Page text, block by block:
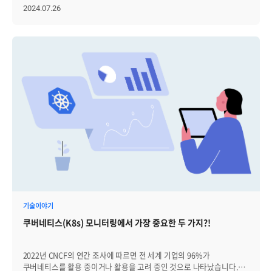
오픈소스 커뮤니티에 의존하고 있기 때문에, 유지보수에 큰 어려움이
있지만, 지속적인 기술지원은 어렵죠. 그렇다면 현재 국내에서 가장
다양하지만 대표적으로 Scouter, Pinpoint, Prometheus &
Grafana에 대해 알아보겠습니다. 1. Scouter 첫 번째로 소개해 드릴
오픈소스 APM은 스카우터(Scouter)입니다. 스카우터는 LG CNS에서
만든 오픈소스 APM 소프트웨어로, 자바를 사용하는 애플리케이션과
컴퓨터 시스템 성능을 모니터링합니다. 이 소프트웨어는 Window,
Linux, Mac 등 다양한 운영체제(OS)에서 사용할 수 있으며, 주로
이클립스 플랫폼에서 개발되었습니다. 즉 여러 환경에서 자바
애플리케이션 데이터를 수집하고, 성능 상태를 효과적으로 할 수 있다는
점이 스카우터의 주요 기능입니다. 1-1. Scouter 아키텍처 Scouter는
주로 네 가지 주요 컴포넌트로 구성되어 있는데요. 자세히 살펴보도록
모듈입니다. 이 에이전트는 웹 애플리케이션 서버(WAS)에 설치되어
애플리케이션 성능 정보(예: 메소드 실행 시간, 사용자 요청 처리 시간
등)를 수집하고 Scouter 서버로 전송합니다. Host Agent 이
시스템 하드웨어 리소스 사용 상태를 모니터링합니다. CPU 사용률,
메모리 사용량, 디스크 I/O와 같은 정보를 수집하여 Scouter Server로
하게 되었습니다. 아마존 웹 서비스(AWS), 마이크로소프트(Microsoft),
2018년 자료에 따르면, 2025년에는 전 세계에서 생성되는 데이터가
175ZB(*제타바이트1)에 도달할 예정이라고 합니다. 이처럼 수많은
데이터가 생성되고 중앙 서버에 저장/연산이 될 경우, 서버에 부하가
증가하는 문제가 발생하게 됩니다. *1. 1 ZB = 1021 bytes =
1,000,000,000,000,000,000,000 bytes 이를 해결하기 위해
2020년부터 중앙 서버에만 저장하지 않고, 클라우드 하위개념인
'클라우드렛'을 통해 데이터를 분산 처리하는 새로운 기술이
등장했는데요. 그 기술이 바로 엣지 컴퓨팅(Edge Computing)입니다.
│엣지 컴퓨팅(Edge Computing)이란? 엣지 컴퓨팅은 데이터를 중앙
집중형 데이터 센터나 클라우드 대신, 데이터가 생성되는 가장 가까운
곳에서 처리하는 기술입니다. 쉽게 말해 중앙 서버가 아닌 데이터가
개선하는 것입니다. 따라서 엣지 컴퓨팅의 가장 큰 특징이 '분산 처리
분산하고, 통신 지역을 최소화하는 것이 엣지 컴퓨팅의 주목적입니다.
중요해지고 있을까요? 앞에서 언급했던 것처럼, IoT 시대가 도래하면서
다양한 디바이스에서 처리하는 데이터의 양이 폭발적으로 증가하고
2024.07.26
기술이야기
쿠버네티스(K8s) 모니터링에서 가장 중요한 두 가지?!
2022년 CNCF의 연간 조사에 따르면 전 세계 기업의 96%가
쿠버네티스를 활용 중이거나 활용을 고려 중인 것으로 나타났습니다.